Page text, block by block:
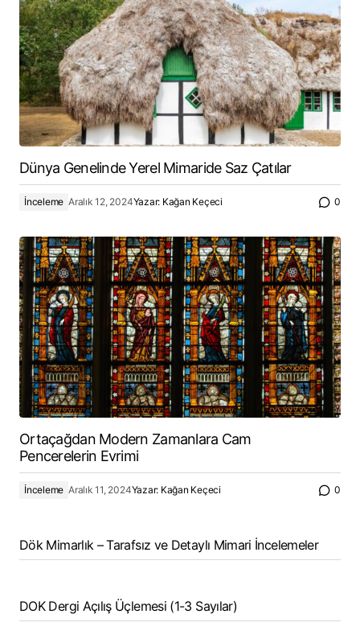
Dünya Genelinde Yerel Mimaride Saz Çatılar
İnceleme Aralık 12, 2024Yazar: Kağan Keçeci 0
Ortaçağdan Modern Zamanlara Cam
Pencerelerin Evrimi
İnceleme Aralık 11, 2024Yazar: Kağan Keçeci 0
Dök Mimarlık – Tarafsız ve Detaylı Mimari İncelemeler
DOK Dergi Açılış Üçlemesi (1-3 Sayılar)